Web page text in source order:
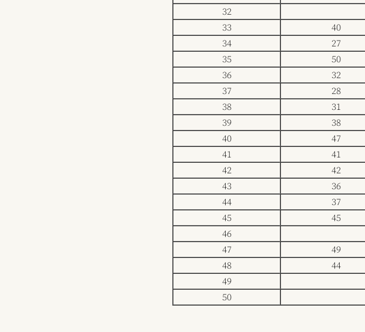
32
33
40
34
27
35
50
36
32
37
28
38
31
39
38
40
47
41
41
42
42
43
36
44
37
45
45
46
47
49
48
44
49
50